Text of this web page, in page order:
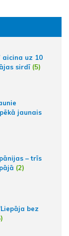
aicina uz 10
sirdī (5)
jaunais
– trīs
(2)
bez